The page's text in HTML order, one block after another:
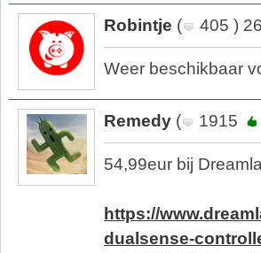
Robintje ( 405 )
Weer beschikbaar
Remedy ( 1915
54,99eur bij
https://
dualsense-